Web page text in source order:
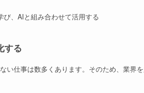
、AIと組み合わせて活用する
する
い仕事は数多くあります。そのため、業界